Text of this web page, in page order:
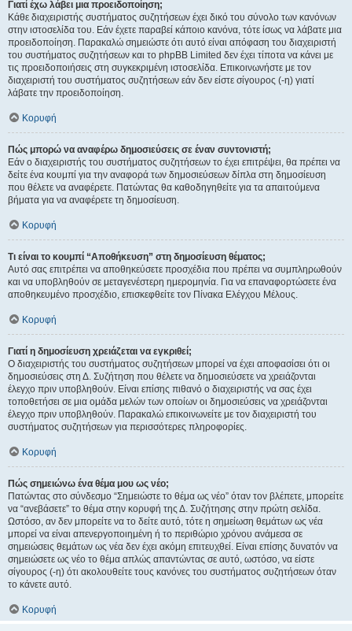
Γιατί έχω λάβει μια προειδοποίηση;
Κάθε διαχειριστής συστήματος συζητήσεων έχει δικό του σύνολο των κανόνων
στην ιστοσελίδα του. Εάν έχετε παραβεί κάποιο κανόνα, τότε ίσως να λάβατε μια
προειδοποίηση. Παρακαλώ σημειώστε ότι αυτό είναι απόφαση του διαχειριστή
του συστήματος συζητήσεων και το phpBB Limited δεν έχει τίποτα να κάνει με
τις προειδοποιήσεις στη συγκεκριμένη ιστοσελίδα. Επικοινωνήστε με τον
διαχειριστή του συστήματος συζητήσεων εάν δεν είστε σίγουρος (-η) γιατί
λάβατε την προειδοποίηση.
Κορυφή
Πώς μπορώ να αναφέρω δημοσιεύσεις σε έναν συντονιστή;
Εάν ο διαχειριστής του συστήματος συζητήσεων το έχει επιτρέψει, θα πρέπει να
δείτε ένα κουμπί για την αναφορά των δημοσιεύσεων δίπλα στη δημοσίευση
που θέλετε να αναφέρετε. Πατώντας θα καθοδηγηθείτε για τα απαιτούμενα
βήματα για να αναφέρετε τη δημοσίευση.
Κορυφή
Τι είναι το κουμπί “Αποθήκευση” στη δημοσίευση θέματος;
Αυτό σας επιτρέπει να αποθηκεύσετε προσχέδια που πρέπει να συμπληρωθούν
και να υποβληθούν σε μεταγενέστερη ημερομηνία. Για να επαναφορτώσετε ένα
αποθηκευμένο προσχέδιο, επισκεφθείτε τον Πίνακα Ελέγχου Μέλους.
Κορυφή
Γιατί η δημοσίευση χρειάζεται να εγκριθεί;
Ο διαχειριστής του συστήματος συζητήσεων μπορεί να έχει αποφασίσει ότι οι
δημοσιεύσεις στη Δ. Συζήτηση που θέλετε να δημοσιεύσετε να χρειάζονται
έλεγχο πριν υποβληθούν. Είναι επίσης πιθανό ο διαχειριστής να σας έχει
τοποθετήσει σε μια ομάδα μελών των οποίων οι δημοσιεύσεις να χρειάζονται
έλεγχο πριν υποβληθούν. Παρακαλώ επικοινωνείτε με τον διαχειριστή του
συστήματος συζητήσεων για περισσότερες πληροφορίες.
Κορυφή
Πώς σημειώνω ένα θέμα μου ως νέο;
Πατώντας στο σύνδεσμο “Σημειώστε το θέμα ως νέο” όταν τον βλέπετε, μπορείτε
να “ανεβάσετε” το θέμα στην κορυφή της Δ. Συζήτησης στην πρώτη σελίδα.
Ωστόσο, αν δεν μπορείτε να το δείτε αυτό, τότε η σημείωση θεμάτων ως νέα
μπορεί να είναι απενεργοποιημένη ή το περιθώριο χρόνου ανάμεσα σε
σημειώσεις θεμάτων ως νέα δεν έχει ακόμη επιτευχθεί. Είναι επίσης δυνατόν να
σημειώσετε ως νέο το θέμα απλώς απαντώντας σε αυτό, ωστόσο, να είστε
σίγουρος (-η) ότι ακολουθείτε τους κανόνες του συστήματος συζητήσεων όταν
το κάνετε αυτό.
Κορυφή